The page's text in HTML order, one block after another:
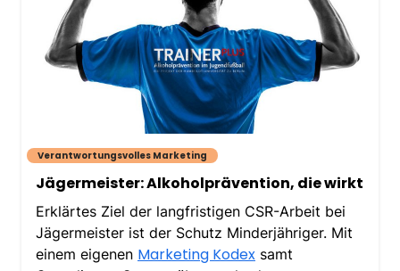
Verantwortungsvolles Marketing
Jägermeister: Alkoholprävention, die wirkt
Erklärtes Ziel der langfristigen CSR-Arbeit bei
Jägermeister ist der Schutz Minderjähriger. Mit
einem eigenen Marketing Kodex samt